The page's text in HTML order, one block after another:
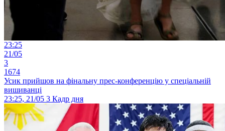
23:25
21/05
3
1674
Усик прийшов на фінальну прес-конференцію у спеціальній
вишиванці
23:25, 21/05 3 Кадр дня